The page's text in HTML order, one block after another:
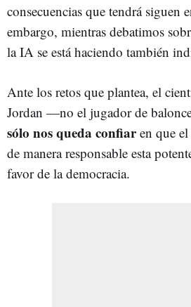
consecuencias que tendrá siguen
embargo, mientras debatimos
la IA se está haciendo también
Ante los retos que plantea, el
Jordan —no el jugador de
sólo nos queda confiaren que el
de manera responsable esta
favor de la democracia.